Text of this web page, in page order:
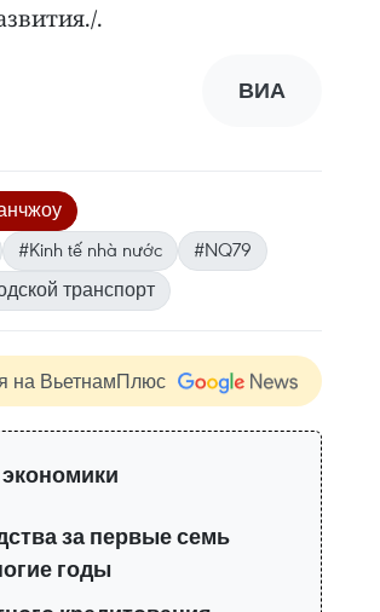
.
ВИА
#Kinh tế nhà nước
#NQ79
транспорт
на ВьетнамПлюс
за первые семь
годы